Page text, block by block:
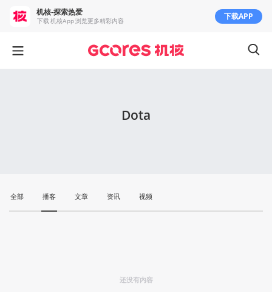
Dota
全部 播客 文章 资讯 视频
还没有内容
机核-探索热爱
下载 机核App 浏览更多精彩内容 下载APP